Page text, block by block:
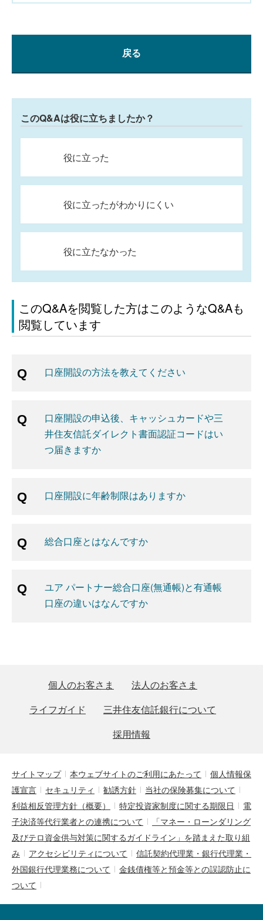
戻る
このQ&Aは役に立ちましたか？
役に立った
役に立ったがわかりにくい
役に立たなかった
このQ&Aを閲覧した方はこのようなQ&Aも
閲覧しています
口座開設の方法を教えてください
口座開設の申込後、キャッシュカードや三
井住友信託ダイレクト書面認証コードはい
つ届きますか
口座開設に年齢制限はありますか
総合口座とはなんですか
ユア パートナー総合口座(無通帳)と有通帳
口座の違いはなんですか
個人のお客さま
法人のお客さま
ライフガイド
三井住友信託銀行について
採用情報
サイトマップ 本ウェブサイトのご利用にあたって
個人情報保
護宣言
セキュリティ 勧誘方針
当社の保険募集について
利益相反管理方針（概要）
特定投資家制度に関する期限日
電
子決済等代行業者との連携について
「マネー・ローンダリング
及びテロ資金供与対策に関するガイドライン」を踏まえた取り組
み
アクセシビリティについて
信託契約代理業・銀行代理業・
外国銀行代理業務について
金銭債権等と預金等との誤認防止に
ついて